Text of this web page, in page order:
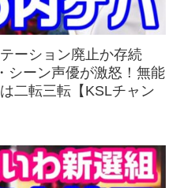
ーション廃止か存続
シーン声優が激怒！無能
二転三転【KSLチャン